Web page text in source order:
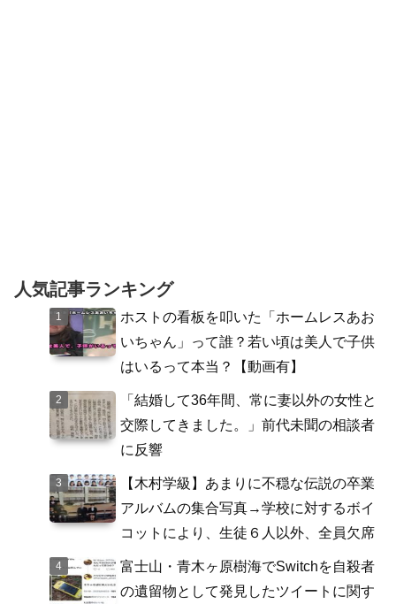
人気記事ランキング
ホストの看板を叩いた「ホームレスあお
いちゃん」って誰？若い頃は美人で子供
はいるって本当？【動画有】
「結婚して36年間、常に妻以外の女性と
交際してきました。」前代未聞の相談者
に反響
【木村学級】あまりに不穏な伝説の卒業
アルバムの集合写真→学校に対するボイ
コットにより、生徒６人以外、全員欠席
富士山・青木ヶ原樹海でSwitchを自殺者
の遺留物として発見したツイートに関す